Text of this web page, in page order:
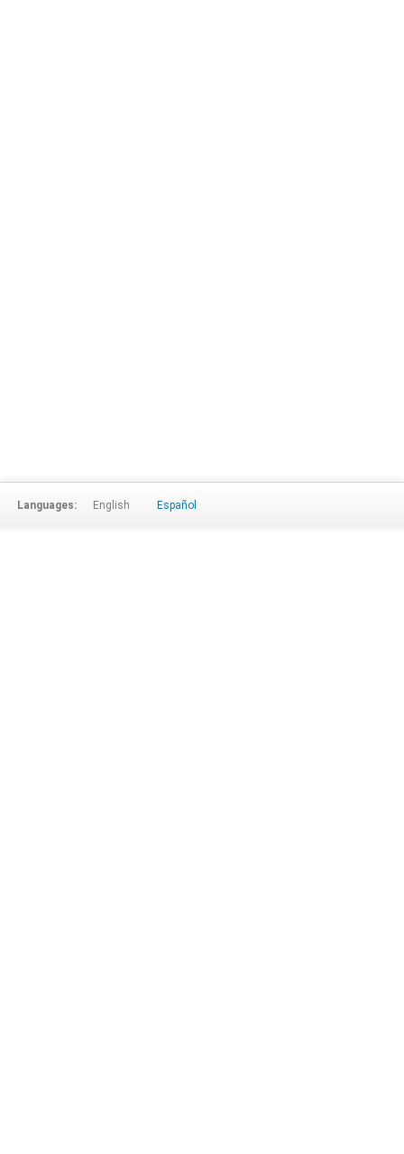
Languages: English Español